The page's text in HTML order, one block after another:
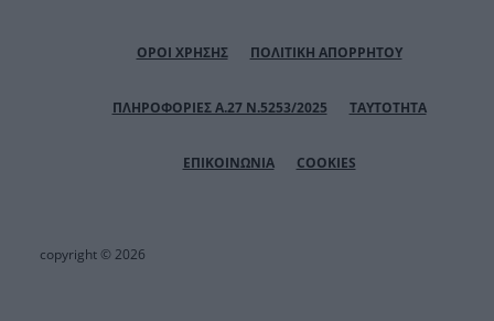
ΟΡΟΙ ΧΡΗΣΗΣ ΠΟΛΙΤΙΚΗ ΑΠΟΡΡΗΤΟΥ
ΠΛΗΡΟΦΟΡΙΕΣ Α.27 Ν.5253/2025 ΤΑΥΤΟΤΗΤΑ
ΕΠΙΚΟΙΝΩΝΙΑ COOKIES
copyright © 2026